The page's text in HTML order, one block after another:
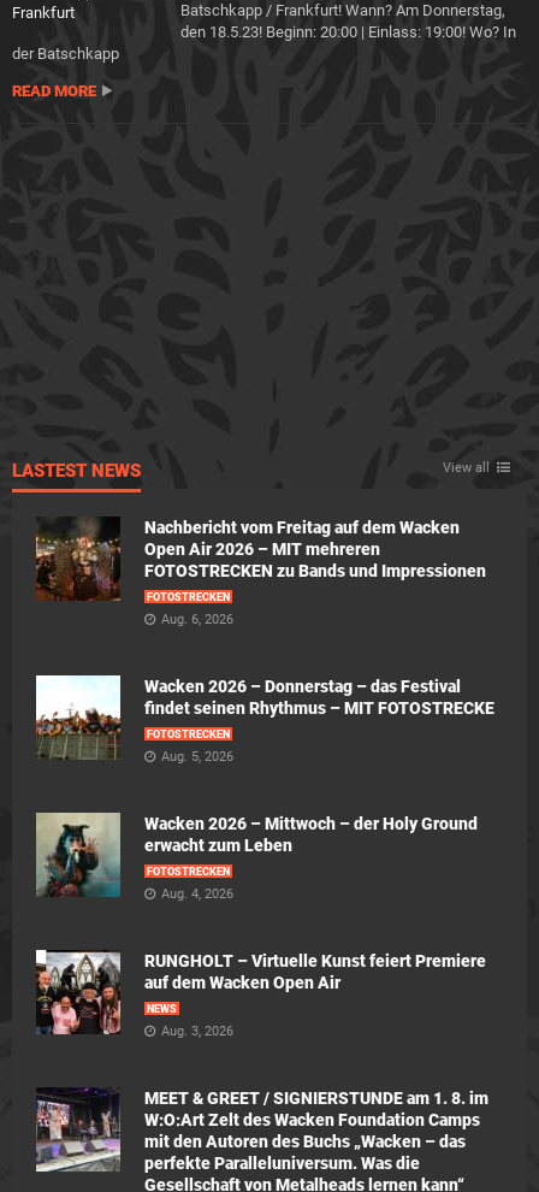
Batschkapp / Frankfurt! Wann? Am Donnerstag,
den 18.5.23! Beginn: 20:00 | Einlass: 19:00! Wo? In
der Batschkapp
READ MORE
LASTEST NEWS View all
Nachbericht vom Freitag auf dem Wacken
Open Air 2026 – MIT mehreren
FOTOSTRECKEN zu Bands und Impressionen
FOTOSTRECKEN
Aug. 6, 2026
Wacken 2026 – Donnerstag – das Festival
findet seinen Rhythmus – MIT FOTOSTRECKE
FOTOSTRECKEN
Aug. 5, 2026
Wacken 2026 – Mittwoch – der Holy Ground
erwacht zum Leben
FOTOSTRECKEN
Aug. 4, 2026
RUNGHOLT – Virtuelle Kunst feiert Premiere
auf dem Wacken Open Air
NEWS
Aug. 3, 2026
MEET & GREET / SIGNIERSTUNDE am 1. 8. im
W:O:Art Zelt des Wacken Foundation Camps
mit den Autoren des Buchs „Wacken – das
perfekte Paralleluniversum. Was die
Gesellschaft von Metalheads lernen kann“